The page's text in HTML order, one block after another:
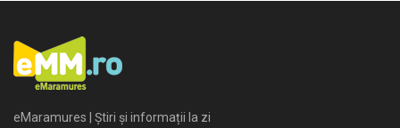
eMaramures | Știri și informații la zi